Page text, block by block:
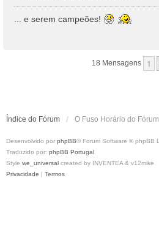
e
n
... e serem campeões!
18 Mensagens 1
Índice do Fórum O Fuso Horário do
Desenvolvido por phpBB® Forum Software © phpBB
Traduzido por: phpBB Portugal
Style we_universal created by INVENTEA & v12mike
Privacidade | Termos